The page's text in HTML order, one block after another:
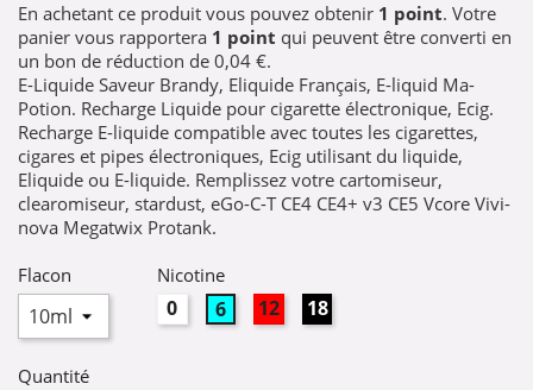
En achetant ce produit vous pouvez obtenir 1 point. Votre
panier vous rapportera 1 point qui peuvent être converti en
un bon de réduction de 0,04 €.
E-Liquide Saveur Brandy, Eliquide Français, E-liquid Ma-
Potion. Recharge Liquide pour cigarette électronique, Ecig.
Recharge E-liquide compatible avec toutes les cigarettes,
cigares et pipes électroniques, Ecig utilisant du liquide,
Eliquide ou E-liquide. Remplissez votre cartomiseur,
clearomiseur, stardust, eGo-C-T CE4 CE4+ v3 CE5 Vcore Vivi-
nova Megatwix Protank.
Flacon
Nicotine
0mg 6mg 12mg 18mg
Quantité